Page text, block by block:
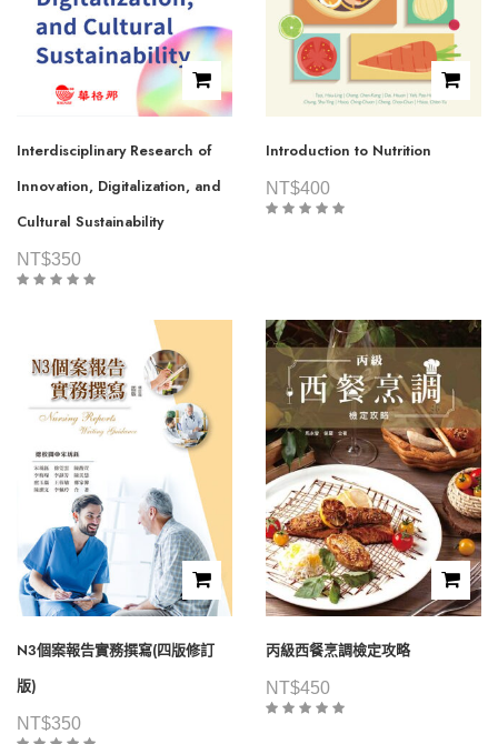
Interdisciplinary Research of
Innovation, Digitalization, and
Cultural Sustainability
NT$350
Introduction to Nutrition
NT$400
N3個案報告實務撰寫(四版修訂
版)
NT$350
丙級西餐烹調檢定攻略
NT$450